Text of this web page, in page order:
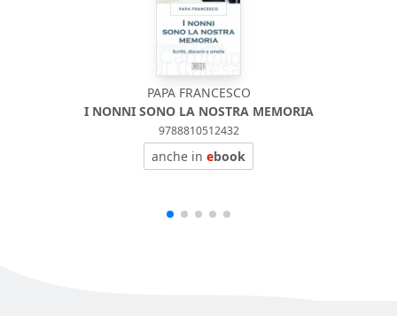
PAPA FRANCESCO
I NONNI SONO LA NOSTRA MEMORIA
9788810512432
anche in ebook